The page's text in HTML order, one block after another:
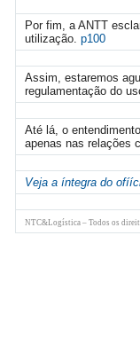
Por fim, a ANTT
utilização. p100
Assim, estaremos
regulamentação do
Até lá, o
apenas nas relações
Veja a íntegra do
NTC&Logística – Todos os